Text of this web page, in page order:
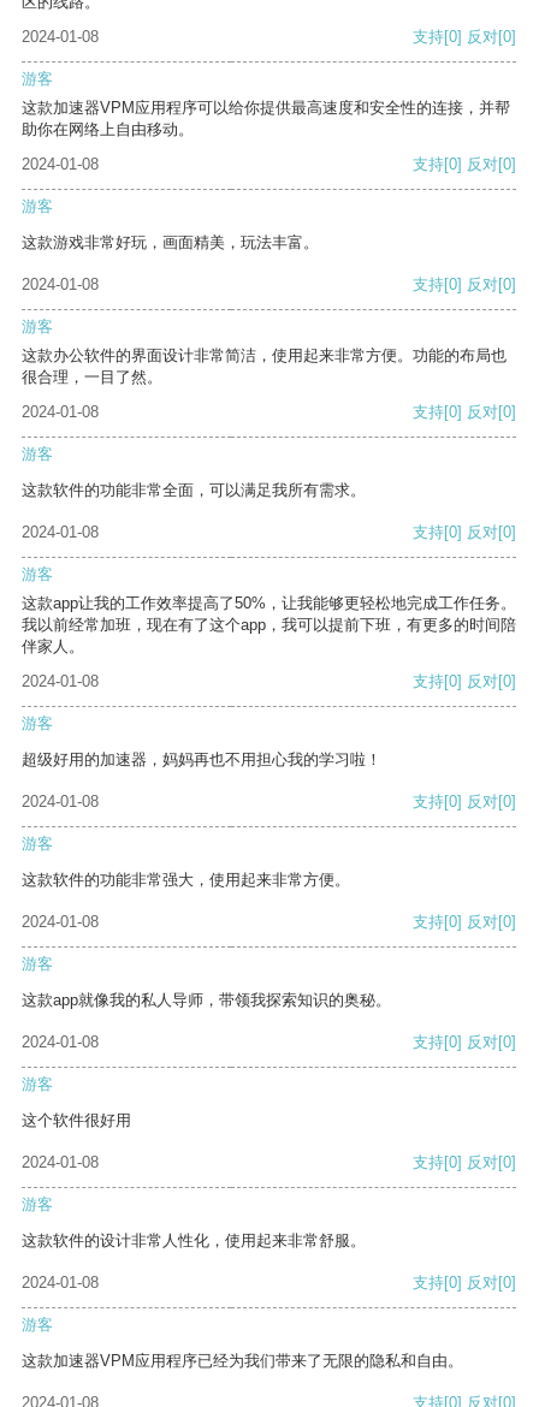
2024-01-08
支持[0] 反对[0]
游客
这款加速器VPM应用程序可以给你提供最高速度和安全性的连接，并帮
助你在网络上自由移动。
2024-01-08
支持[0] 反对[0]
游客
这款游戏非常好玩，画面精美，玩法丰富。
2024-01-08 支持[0] 反对[0]
游客
这款办公软件的界面设计非常简洁，使用起来非常方便。功能的布局也
很合理，一目了然。
2024-01-08
支持[0] 反对[0]
游客
这款软件的功能非常全面，可以满足我所有需求。
2024-01-08 支持[0] 反对[0]
游客
这款app让我的工作效率提高了50%，让我能够更轻松地完成工作任务。
我以前经常加班，现在有了这个app，我可以提前下班，有更多的时间陪
伴家人。
2024-01-08
支持[0] 反对[0]
游客
超级好用的加速器，妈妈再也不用担心我的学习啦！
2024-01-08 支持[0] 反对[0]
游客
这款软件的功能非常强大，使用起来非常方便。
2024-01-08 支持[0] 反对[0]
游客
这款app就像我的私人导师，带领我探索知识的奥秘。
2024-01-08 支持[0] 反对[0]
游客
这个软件很好用
2024-01-08 支持[0] 反对[0]
游客
这款软件的设计非常人性化，使用起来非常舒服。
2024-01-08 支持[0] 反对[0]
游客
这款加速器VPM应用程序已经为我们带来了无限的隐私和自由。
2024-01-08 支持[0] 反对[0]